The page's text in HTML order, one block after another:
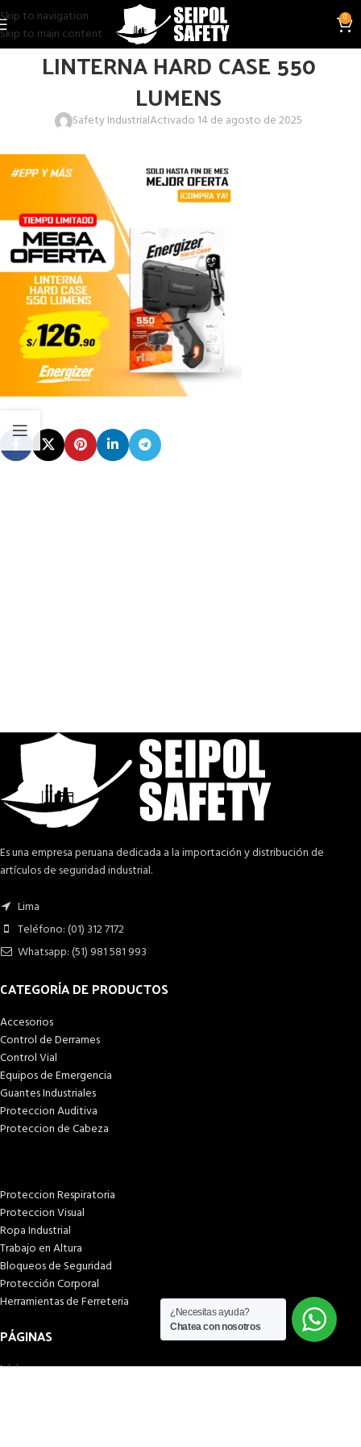
Skip to navigation
Skip to main content
0
LINTERNA HARD CASE 550
LUMENS
Safety IndustrialActivado 14 de agosto de 2025
Es una empresa peruana dedicada a la importación y distribución de
artículos de seguridad industrial.
Lima
Teléfono: (01) 312 7172
Whatsapp: (51) 981 581 993
CATEGORÍA DE PRODUCTOS
Accesorios
Control de Derrames
Control Vial
Equipos de Emergencia
Guantes Industriales
Proteccion Auditiva
Proteccion de Cabeza
Proteccion Respiratoria
Proteccion Visual
Ropa Industrial
Trabajo en Altura
Bloqueos de Seguridad
Protección Corporal
Herramientas de Ferreteria
PÁGINAS
Inicio
¿Necesitas ayuda?
Chatea con nosotros